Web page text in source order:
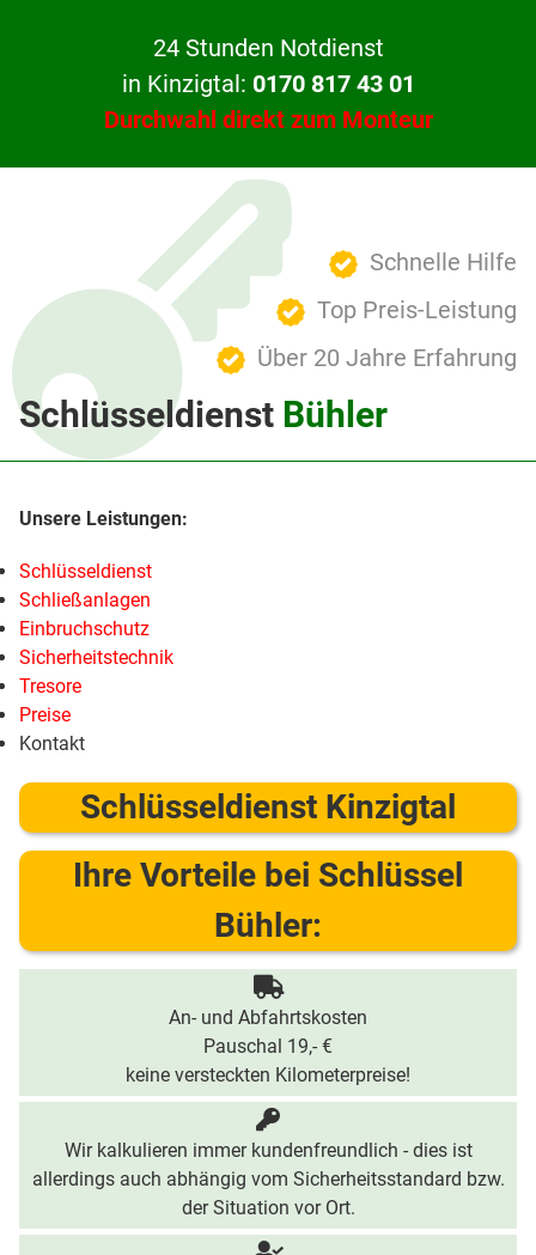
24 Stunden Notdienst
in Kinzigtal: 0170 817 43 01
Durchwahl direkt zum Monteur
Schnelle Hilfe
Top Preis-Leistung
Über 20 Jahre Erfahrung
Schlüsseldienst Bühler
Schlüsseldienst
Schließanlagen
Einbruchschutz
Sicherheitstechnik
Tresore
Preise
Kontakt
Schlüsseldienst Kinzigtal
Ihre Vorteile bei Schlüssel
Bühler:
An- und Abfahrtskosten
Pauschal 19,- €
keine versteckten Kilometerpreise!
Wir kalkulieren immer kundenfreundlich - dies ist
allerdings auch abhängig vom Sicherheitsstandard bzw.
der Situation vor Ort.